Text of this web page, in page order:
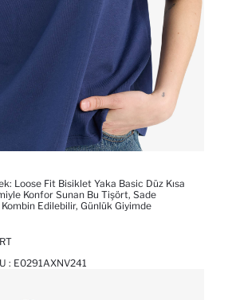
Loose Fit Bisiklet Yaka Basic Düz Kısa
Konfor Sunan Bu Tişört, Sade
Kombin Edilebilir, Günlük Giyimde
: E0291AXNV241